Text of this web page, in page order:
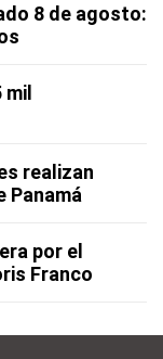
8 de agosto:
realizan
Panamá
por el
Franco